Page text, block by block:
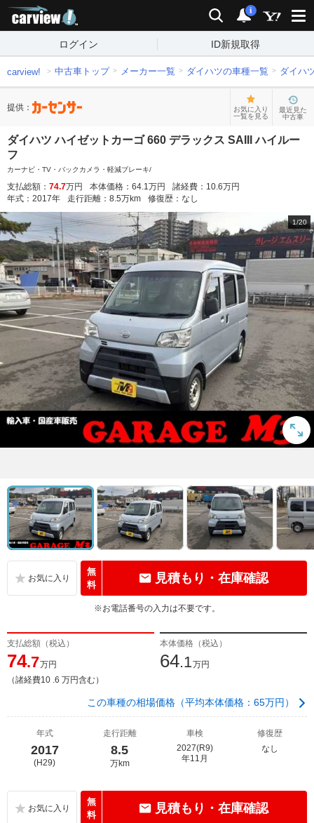
検索 通知
i
ログイン ID新規取得
carview! 中古車トップ メーカー一覧 ダイハツの車種一覧 ダイハ
提供：
お気に入り
一覧を見る
最近見た
中古車
ダイハツ ハイゼットカーゴ 660 デラックス SAIII ハイルー
フ
カーナビ・TV・バックカメラ・軽減ブレーキ/
支払総額： 74.7万円 本体価格： 64.1万円 諸経費： 10.6万円
年式： 2017年 走行距離： 8.5万km 修復歴： なし
1/20
無
料
見積もり・在庫確認
※お電話番号の入力は不要です。
支払総額（税込）
74.7万円
（諸経費10 .6 万円含む）
本体価格（税込）
64.1万円
この車種の相場価格（平均本体価格：65万円）
年式
2017
(H29)
走行距離
8.5
万km
車検
2027(R9)
年11月
修復歴
なし
無
料
見積もり・在庫確認